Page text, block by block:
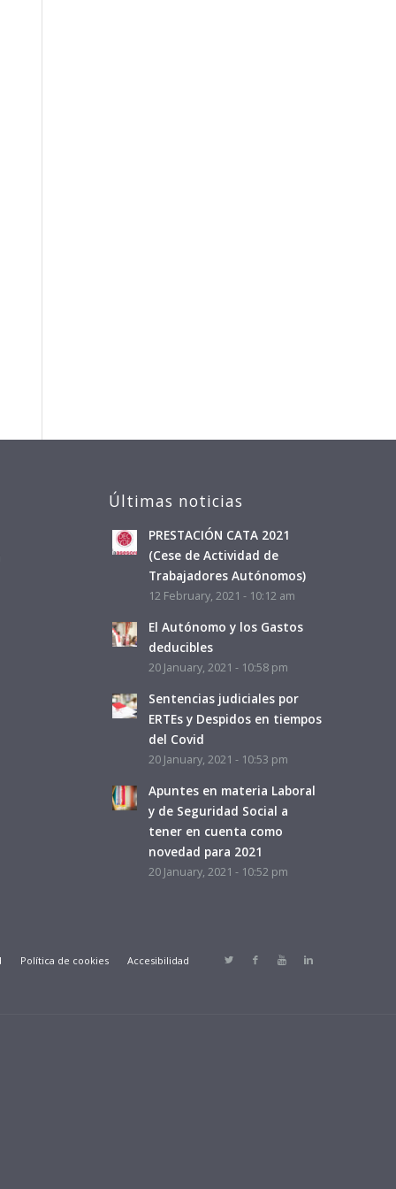
Últimas noticias
PRESTACIÓN CATA 2021
(Cese de Actividad de
Trabajadores Autónomos)
12 February, 2021 - 10:12 am
El Autónomo y los Gastos
deducibles
20 January, 2021 - 10:58 pm
Sentencias judiciales por
ERTEs y Despidos en tiempos
del Covid
20 January, 2021 - 10:53 pm
Apuntes en materia Laboral
y de Seguridad Social a
tener en cuenta como
novedad para 2021
20 January, 2021 - 10:52 pm
Política de cookies Accesibilidad